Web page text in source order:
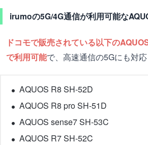
irumoの5G/4G通信が利用可能な
ドコモで販売されている以下の
で利用可能で、高速通信の5Gにも対応
AQUOS R8 SH-52D
AQUOS R8 pro SH-51D
AQUOS sense7 SH-53C
AQUOS R7 SH-52C